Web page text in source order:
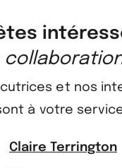
et nos
à votre
Claire Terrington